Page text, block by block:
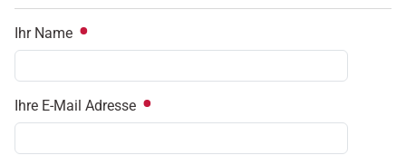
Ihr Name
Ihre E-Mail Adresse